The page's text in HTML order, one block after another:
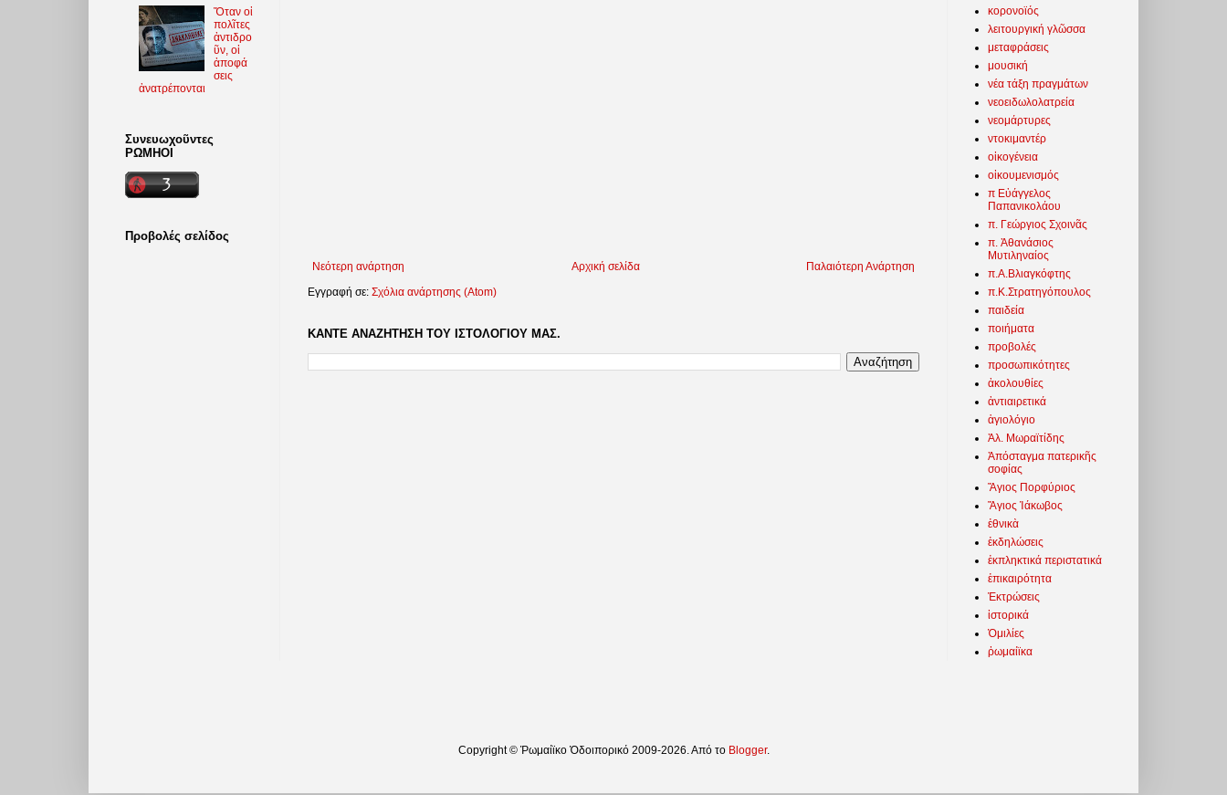
Νεότερη ανάρτηση Παλαιότερη Ανάρτηση
Αρχική σελίδα
Εγγραφή σε: Σχόλια ανάρτησης (Atom)
ΚΑΝΤΕ ΑΝΑΖΗΤΗΣΗ ΤΟΥ ΙΣΤΟΛΟΓΙΟΥ ΜΑΣ.
Ὅταν οἱ
πολῖτες
ἀντιδρο
ῦν, οἱ
ἀποφά
σεις
ἀνατρέπονται
Συνευωχοῦντες
ΡΩΜΗΟΙ
Προβολές σελίδος
κορονοϊός
λειτουργική γλῶσσα
μεταφράσεις
μουσική
νέα τάξη πραγμάτων
νεοειδωλολατρεία
νεομάρτυρες
ντοκιμαντέρ
οἰκογένεια
οἰκουμενισμός
π Εὐάγγελος
Παπανικολάου
π. Γεώργιος Σχοινᾶς
π. Ἀθανάσιος
Μυτιληναίος
π.Α.Βλιαγκόφτης
π.Κ.Στρατηγόπουλος
παιδεία
ποιήματα
προβολές
προσωπικότητες
ἀκολουθίες
ἀντιαιρετικά
ἁγιολόγιο
Ἀλ. Μωραϊτίδης
Ἀπόσταγμα πατερικῆς
σοφίας
Ἅγιος Πορφύριος
Ἅγιος Ἰάκωβος
ἐθνικὰ
ἐκδηλώσεις
ἐκπληκτικά περιστατικά
ἐπικαιρότητα
Ἐκτρώσεις
ἱστορικά
Ὁμιλίες
ῥωμαίϊκα
Copyright © Ῥωμαίϊκο Ὁδοιπορικό 2009-2026. Από το Blogger.